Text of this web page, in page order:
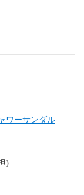
革 #トングサン
ップで出品中
フォローお願
ワーサンダル
)